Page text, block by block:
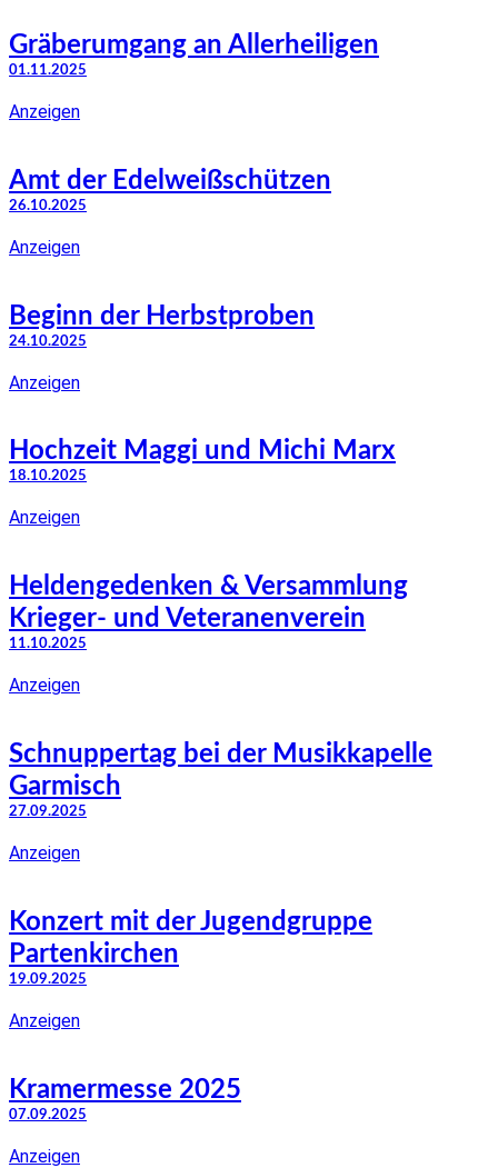
Gräberumgang an Allerheiligen
01.11.2025
Anzeigen
Amt der Edelweißschützen
26.10.2025
Anzeigen
Beginn der Herbstproben
24.10.2025
Anzeigen
Hochzeit Maggi und Michi Marx
18.10.2025
Anzeigen
Heldengedenken & Versammlung
Krieger- und Veteranenverein
11.10.2025
Anzeigen
Schnuppertag bei der Musikkapelle
Garmisch
27.09.2025
Anzeigen
Konzert mit der Jugendgruppe
Partenkirchen
19.09.2025
Anzeigen
Kramermesse 2025
07.09.2025
Anzeigen